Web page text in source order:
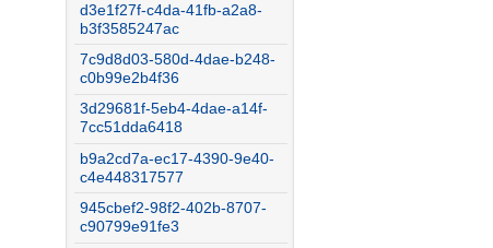
d3e1f27f-c4da-41fb-a2a8-
b3f3585247ac
7c9d8d03-580d-4dae-b248-
c0b99e2b4f36
3d29681f-5eb4-4dae-a14f-
7cc51dda6418
b9a2cd7a-ec17-4390-9e40-
c4e448317577
945cbef2-98f2-402b-8707-
c90799e91fe3